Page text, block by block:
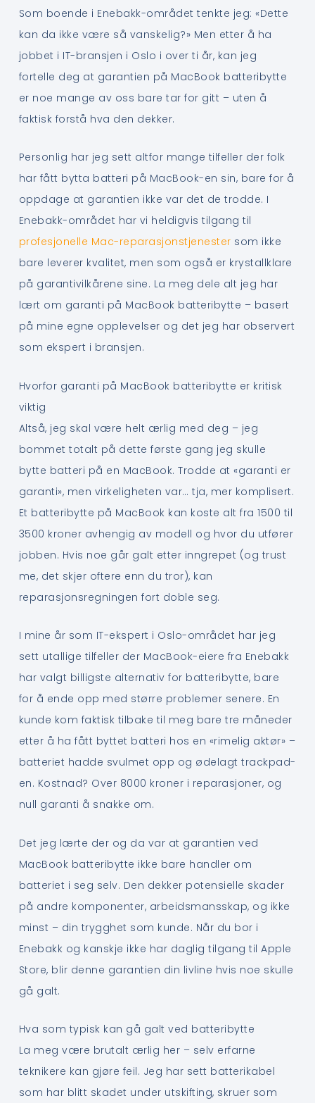
Som boende i Enebakk-området tenkte jeg: «Dette
kan da ikke være så vanskelig?» Men etter å ha
jobbet i IT-bransjen i Oslo i over ti år, kan jeg
fortelle deg at garantien på MacBook batteribytte
er noe mange av oss bare tar for gitt – uten å
faktisk forstå hva den dekker.
Personlig har jeg sett altfor mange tilfeller der folk
har fått bytta batteri på MacBook-en sin, bare for å
oppdage at garantien ikke var det de trodde. I
Enebakk-området har vi heldigvis tilgang til
profesjonelle Mac-reparasjonstjenester som ikke
bare leverer kvalitet, men som også er krystallklare
på garantivilkårene sine. La meg dele alt jeg har
lært om garanti på MacBook batteribytte – basert
på mine egne opplevelser og det jeg har observert
som ekspert i bransjen.
Hvorfor garanti på MacBook batteribytte er kritisk
viktig
Altså, jeg skal være helt ærlig med deg – jeg
bommet totalt på dette første gang jeg skulle
bytte batteri på en MacBook. Trodde at «garanti er
garanti», men virkeligheten var… tja, mer komplisert.
Et batteribytte på MacBook kan koste alt fra 1500 til
3500 kroner avhengig av modell og hvor du utfører
jobben. Hvis noe går galt etter inngrepet (og trust
me, det skjer oftere enn du tror), kan
reparasjonsregningen fort doble seg.
I mine år som IT-ekspert i Oslo-området har jeg
sett utallige tilfeller der MacBook-eiere fra Enebakk
har valgt billigste alternativ for batteribytte, bare
for å ende opp med større problemer senere. En
kunde kom faktisk tilbake til meg bare tre måneder
etter å ha fått byttet batteri hos en «rimelig aktør» –
batteriet hadde svulmet opp og ødelagt trackpad-
en. Kostnad? Over 8000 kroner i reparasjoner, og
null garanti å snakke om.
Det jeg lærte der og da var at garantien ved
MacBook batteribytte ikke bare handler om
batteriet i seg selv. Den dekker potensielle skader
på andre komponenter, arbeidsmansskap, og ikke
minst – din trygghet som kunde. Når du bor i
Enebakk og kanskje ikke har daglig tilgang til Apple
Store, blir denne garantien din livline hvis noe skulle
gå galt.
Hva som typisk kan gå galt ved batteribytte
La meg være brutalt ærlig her – selv erfarne
teknikere kan gjøre feil. Jeg har sett batterikabel
som har blitt skadet under utskifting, skruer som